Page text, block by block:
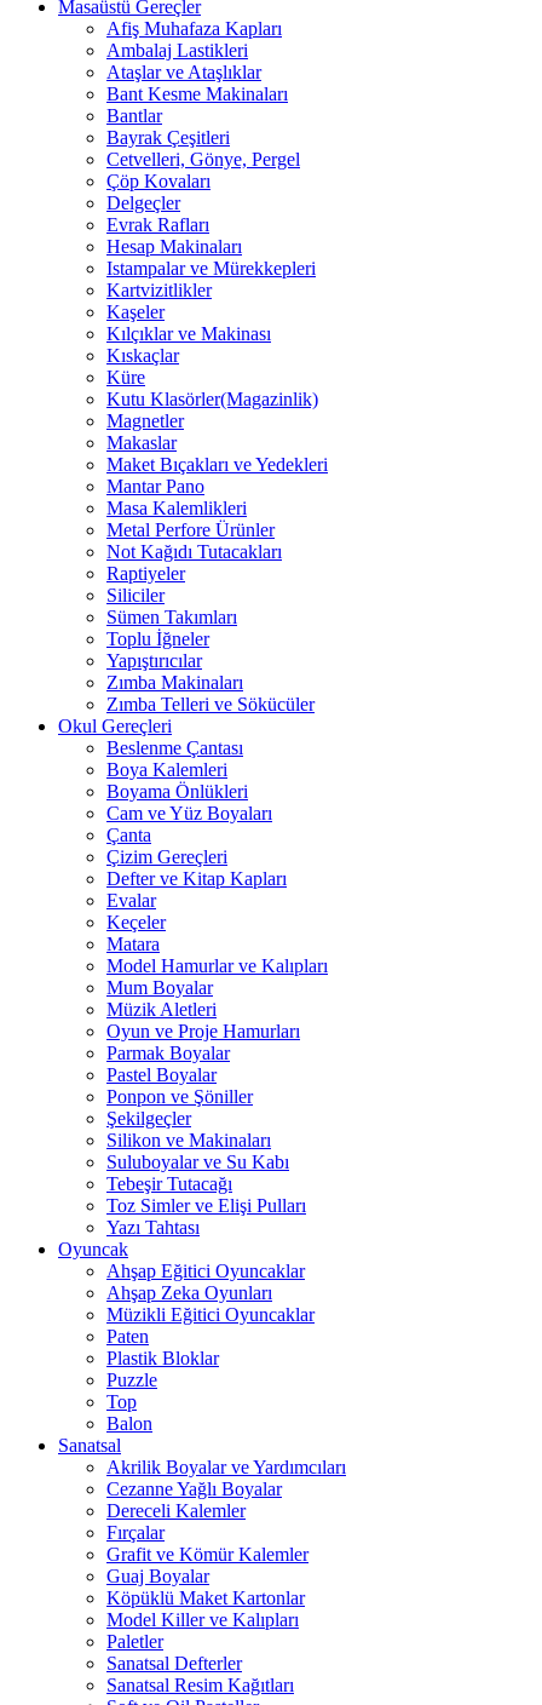
Masaüstü Gereçler
Afiş Muhafaza Kapları
Ambalaj Lastikleri
Ataşlar ve Ataşlıklar
Bant Kesme Makinaları
Bantlar
Bayrak Çeşitleri
Cetvelleri, Gönye, Pergel
Çöp Kovaları
Delgeçler
Evrak Rafları
Hesap Makinaları
Istampalar ve Mürekkepleri
Kartvizitlikler
Kaşeler
Kılçıklar ve Makinası
Kıskaçlar
Küre
Kutu Klasörler(Magazinlik)
Magnetler
Makaslar
Maket Bıçakları ve Yedekleri
Mantar Pano
Masa Kalemlikleri
Metal Perfore Ürünler
Not Kağıdı Tutacakları
Raptiyeler
Siliciler
Sümen Takımları
Toplu İğneler
Yapıştırıcılar
Zımba Makinaları
Zımba Telleri ve Sökücüler
Okul Gereçleri
Beslenme Çantası
Boya Kalemleri
Boyama Önlükleri
Cam ve Yüz Boyaları
Çanta
Çizim Gereçleri
Defter ve Kitap Kapları
Evalar
Keçeler
Matara
Model Hamurlar ve Kalıpları
Mum Boyalar
Müzik Aletleri
Oyun ve Proje Hamurları
Parmak Boyalar
Pastel Boyalar
Ponpon ve Şöniller
Şekilgeçler
Silikon ve Makinaları
Suluboyalar ve Su Kabı
Tebeşir Tutacağı
Toz Simler ve Elişi Pulları
Yazı Tahtası
Oyuncak
Ahşap Eğitici Oyuncaklar
Ahşap Zeka Oyunları
Müzikli Eğitici Oyuncaklar
Paten
Plastik Bloklar
Puzzle
Top
Balon
Sanatsal
Akrilik Boyalar ve Yardımcıları
Cezanne Yağlı Boyalar
Dereceli Kalemler
Fırçalar
Grafit ve Kömür Kalemler
Guaj Boyalar
Köpüklü Maket Kartonlar
Model Killer ve Kalıpları
Paletler
Sanatsal Defterler
Sanatsal Resim Kağıtları